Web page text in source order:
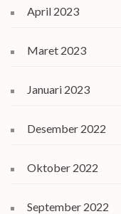
April 2023
Maret 2023
Januari 2023
Desember 2022
Oktober 2022
September 2022